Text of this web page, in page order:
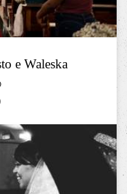
e Waleska